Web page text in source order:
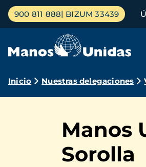
Pasar
contenido
Menú
principal
900 811 888 BIZUM 33439
Ruta
navegación
Inicio Nuestras delegaciones
Manos
Sorolla